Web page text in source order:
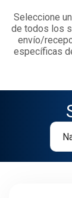
Seleccione
de todos los
envío/
específicas